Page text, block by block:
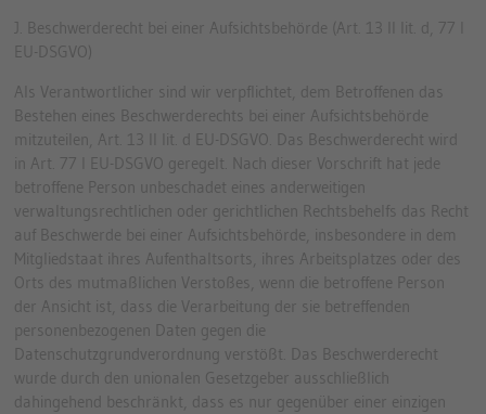
J. Beschwerderecht bei einer Aufsichtsbehörde (Art. 13 II lit. d, 77 I
EU-DSGVO)
Als Verantwortlicher sind wir verpflichtet, dem Betroffenen das
Bestehen eines Beschwerderechts bei einer Aufsichtsbehörde
mitzuteilen, Art. 13 II lit. d EU-DSGVO. Das Beschwerderecht wird
in Art. 77 I EU-DSGVO geregelt. Nach dieser Vorschrift hat jede
betroffene Person unbeschadet eines anderweitigen
verwaltungsrechtlichen oder gerichtlichen Rechtsbehelfs das Recht
auf Beschwerde bei einer Aufsichtsbehörde, insbesondere in dem
Mitgliedstaat ihres Aufenthaltsorts, ihres Arbeitsplatzes oder des
Orts des mutmaßlichen Verstoßes, wenn die betroffene Person
der Ansicht ist, dass die Verarbeitung der sie betreffenden
personenbezogenen Daten gegen die
Datenschutzgrundverordnung verstößt. Das Beschwerderecht
wurde durch den unionalen Gesetzgeber ausschließlich
dahingehend beschränkt, dass es nur gegenüber einer einzigen